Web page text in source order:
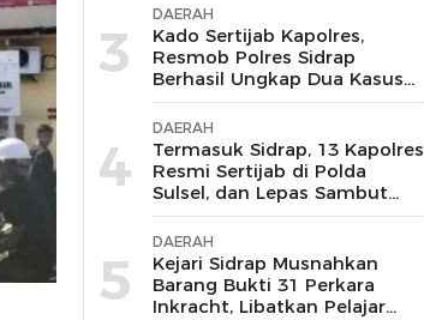
3
DAERAH
Kado Sertijab Kapolres,
Resmob Polres Sidrap
Berhasil Ungkap Dua Kasus
Menonjol dan Amankan
Pelaku Curanmor-
Penggelapan
4
DAERAH
Termasuk Sidrap, 13 Kapolres
Resmi Sertijab di Polda
Sulsel, dan Lepas Sambut
Kembalinya Dua Putra
Terbaik yang Pernah
Mengabdi
5
DAERAH
Kejari Sidrap Musnahkan
Barang Bukti 31 Perkara
Inkracht, Libatkan Pelajar